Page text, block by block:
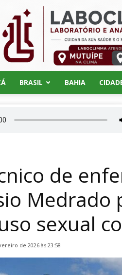
BRASIL BAHIA
de
Medrado
sexual
de 2026 às 23:58